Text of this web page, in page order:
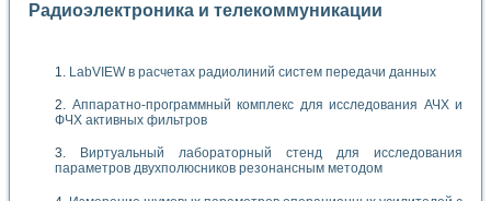
Радиоэлектроника и телекоммуникации
LabVIEW в расчетах радиолиний систем передачи данных
Аппаратно-программный комплекс для исследования АЧХ и
ФЧХ активных фильтров
Виртуальный лабораторный стенд для исследования
параметров двухполюсников резонансным методом